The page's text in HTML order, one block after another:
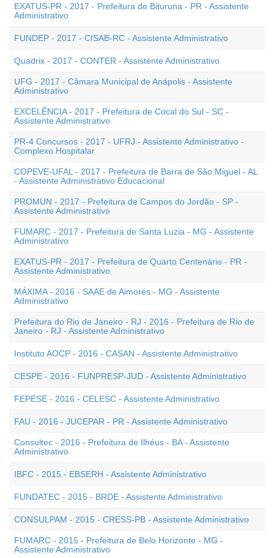
EXATUS-PR - 2017 - Prefeitura de Bituruna - PR - Assistente
Administrativo
FUNDEP - 2017 - CISAB-RC - Assistente Administrativo
Quadrix - 2017 - CONTER - Assistente Administrativo
UFG - 2017 - Câmara Municipal de Anápolis - Assistente
Administrativo
EXCELÊNCIA - 2017 - Prefeitura de Cocal do Sul - SC -
Assistente Administrativo
PR-4 Concursos - 2017 - UFRJ - Assistente Administrativo -
Complexo Hospitalar
COPEVE-UFAL - 2017 - Prefeitura de Barra de São Miguel - AL
- Assistente Administrativo Educacional
PROMUN - 2017 - Prefeitura de Campos do Jordão - SP -
Assistente Administrativo
FUMARC - 2017 - Prefeitura de Santa Luzia - MG - Assistente
Administrativo
EXATUS-PR - 2017 - Prefeitura de Quarto Centenário - PR -
Assistente Administrativo
MÁXIMA - 2016 - SAAE de Aimorés - MG - Assistente
Administrativo
Prefeitura do Rio de Janeiro - RJ - 2016 - Prefeitura de Rio de
Janeiro - RJ - Assistente Administrativo
Instituto AOCP - 2016 - CASAN - Assistente Administrativo
CESPE - 2016 - FUNPRESP-JUD - Assistente Administrativo
FEPESE - 2016 - CELESC - Assistente Administrativo
FAU - 2016 - JUCEPAR - PR - Assistente Administrativo
Consultec - 2016 - Prefeitura de Ilhéus - BA - Assistente
Administrativo
IBFC - 2015 - EBSERH - Assistente Administrativo
FUNDATEC - 2015 - BRDE - Assistente Administrativo
CONSULPAM - 2015 - CRESS-PB - Assistente Administrativo
FUMARC - 2015 - Prefeitura de Belo Horizonte - MG -
Assistente Administrativo